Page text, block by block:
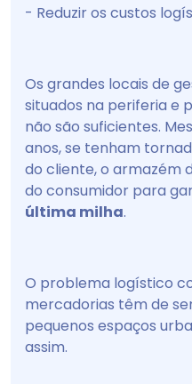
- Reduzir os custos
Os grandes locais de
situados na periferia e
não são suficientes.
anos, se tenham
do cliente, o armazém
do consumidor para
última milha.
O problema logístico
mercadorias têm de
pequenos espaços
assim.